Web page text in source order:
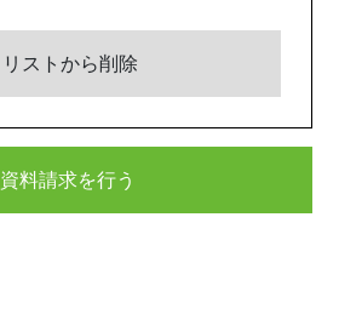
リストから削除
資料請求を行う